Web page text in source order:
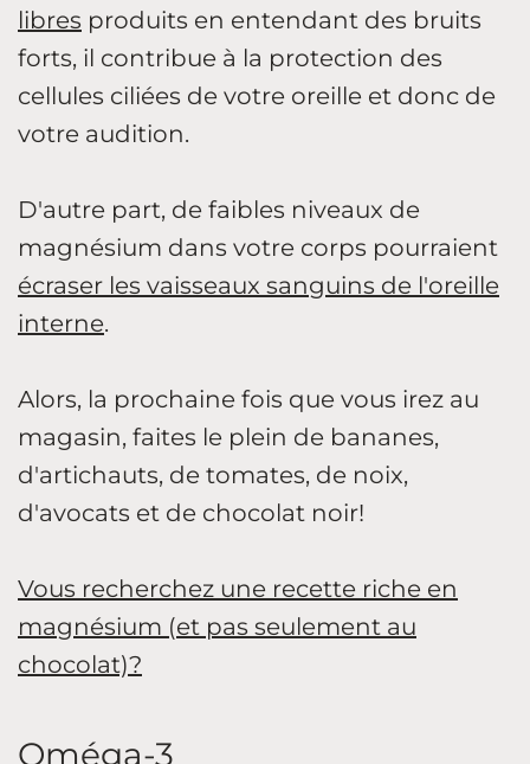
libres produits en entendant des bruits
forts, il contribue à la protection des
cellules ciliées de votre oreille et donc de
votre audition.
D'autre part, de faibles niveaux de
magnésium dans votre corps pourraient
écraser les vaisseaux sanguins de l'oreille
interne.
Alors, la prochaine fois que vous irez au
magasin, faites le plein de bananes,
d'artichauts, de tomates, de noix,
d'avocats et de chocolat noir!
Vous recherchez une recette riche en
magnésium (et pas seulement au
chocolat)?
Oméga-3